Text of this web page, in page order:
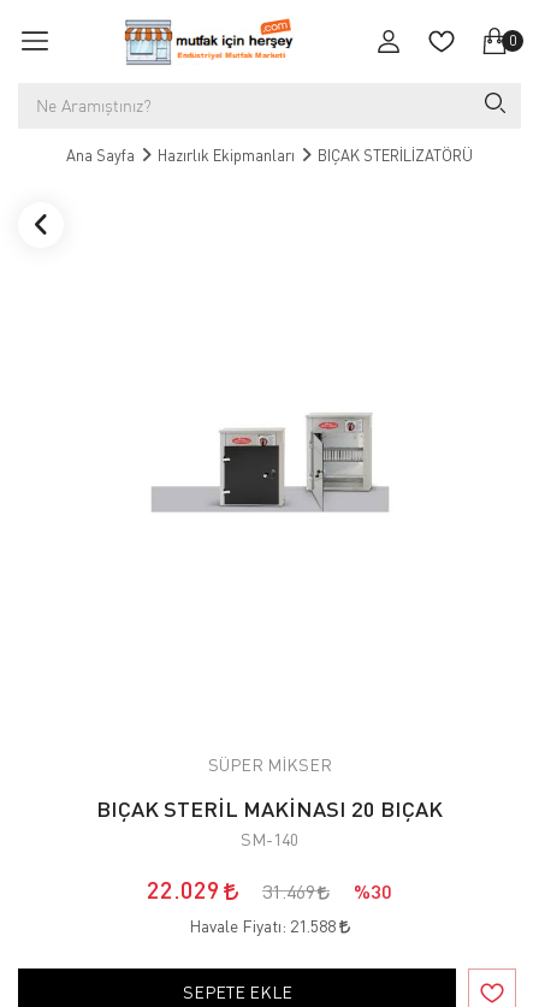
0
Ana Sayfa Hazırlık Ekipmanları BIÇAK STERİLİZATÖRÜ
SÜPER MİKSER
BIÇAK STERİL MAKİNASI 20 BIÇAK
SM-140
22.029 31.469 %30
Havale Fiyatı: 21.588
SEPETE EKLE